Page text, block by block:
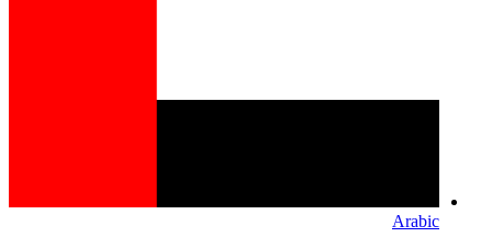
Arabic